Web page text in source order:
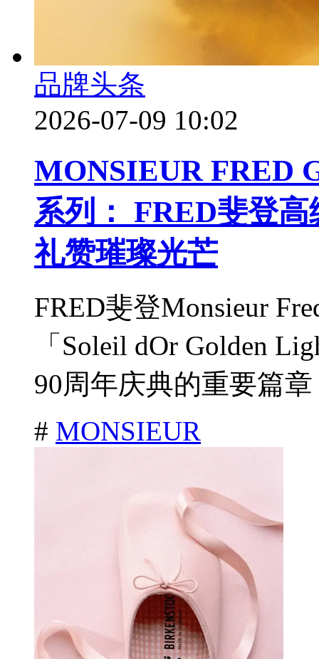
品牌头条
2026-07-09 10:02
MONSIEUR FRED
系列： FRED斐登
礼赞璀璨光芒
FRED斐登Monsieur
「Soleil dOr Golden
90周年庆典的重要篇章
# MONSIEUR